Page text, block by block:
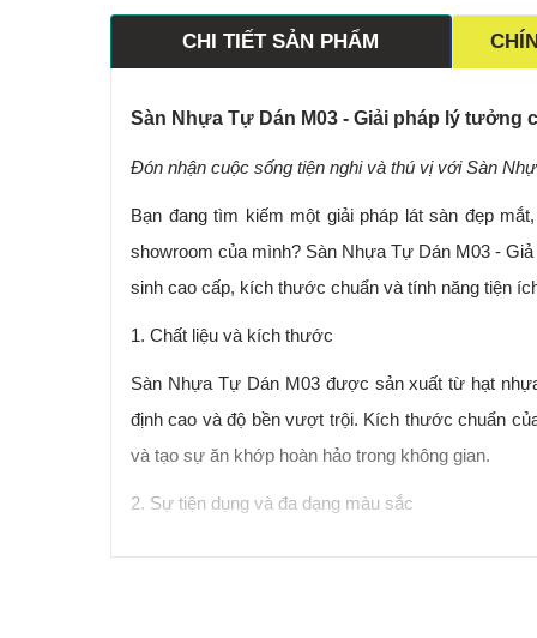
CHI TIẾT SẢN PHẨM
Sàn Nhựa Tự Dán M03 - Giải pháp lý tưởng
Đón nhận cuộc sống tiện nghi và thú vị với Sàn
Bạn đang tìm kiếm một giải pháp lát sàn đẹp
showroom của mình? Sàn Nhựa Tự Dán M03 -
sinh cao cấp, kích thước chuẩn và tính năng tiện
1. Chất liệu và kích thước
Sàn Nhựa Tự Dán M03 được sản xuất từ hạt
định cao và độ bền vượt trội. Kích thước chuẩn
và tạo sự ăn khớp hoàn hảo trong không gian.
2. Sự tiện dụng và đa dạng màu sắc
Sàn Nhựa Tự Dán M03 mang đến sự tiện dụng